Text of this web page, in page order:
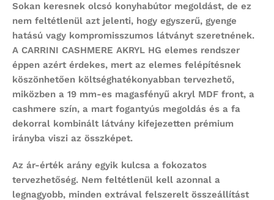
Sokan keresnek olcsó konyhabútor megoldást, de ez
nem feltétlenül azt jelenti, hogy egyszerű, gyenge
hatású vagy kompromisszumos látványt szeretnének.
A CARRINI CASHMERE AKRYL HG elemes rendszer
éppen azért érdekes, mert az elemes felépítésnek
köszönhetően költséghatékonyabban tervezhető,
miközben a 19 mm-es magasfényű akryl MDF front, a
cashmere szín, a mart fogantyús megoldás és a fa
dekorral kombinált látvány kifejezetten prémium
irányba viszi az összképet.
Az ár-érték arány egyik kulcsa a fokozatos
tervezhetőség. Nem feltétlenül kell azonnal a
legnagyobb, minden extrával felszerelt összeállítást